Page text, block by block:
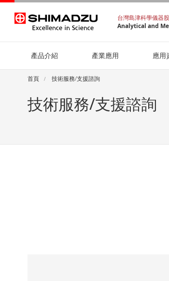
台灣島津科學儀器
Analytical and
產品介紹 產業應用 應用
首頁 技術服務/支援諮詢
技術服務/支援諮詢